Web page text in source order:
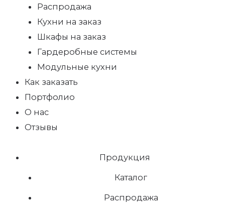
Распродажа
Кухни на заказ
Шкафы на заказ
Гардеробные системы
Модульные кухни
Как заказать
Портфолио
О нас
Отзывы
Продукция
Каталог
Распродажа